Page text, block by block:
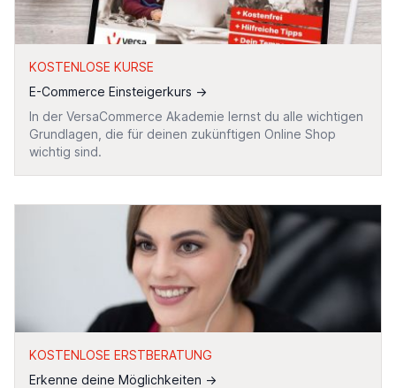
KOSTENLOSE KURSE
E-Commerce Einsteigerkurs →
In der VersaCommerce Akademie lernst du alle wichtigen
Grundlagen, die für deinen zukünftigen Online Shop
wichtig sind.
KOSTENLOSE ERSTBERATUNG
Erkenne deine Möglichkeiten →